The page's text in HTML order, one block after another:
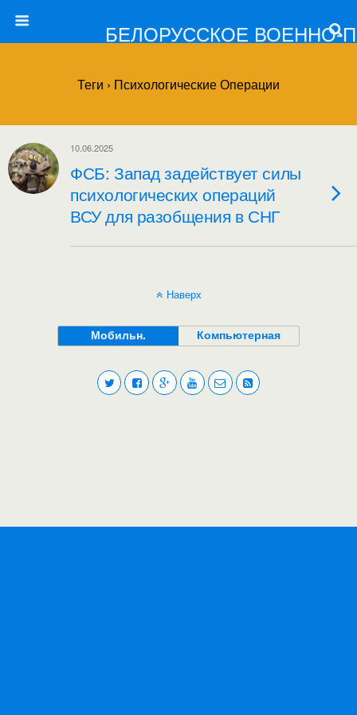
БЕЛОРУССКОЕ ВОЕННО-
Теги › Психологические Операции
10.06.2025
ФСБ: Запад задействует силы
психологических операций
ВСУ для разобщения в СНГ
Наверх
Мобильн. Компьютерная